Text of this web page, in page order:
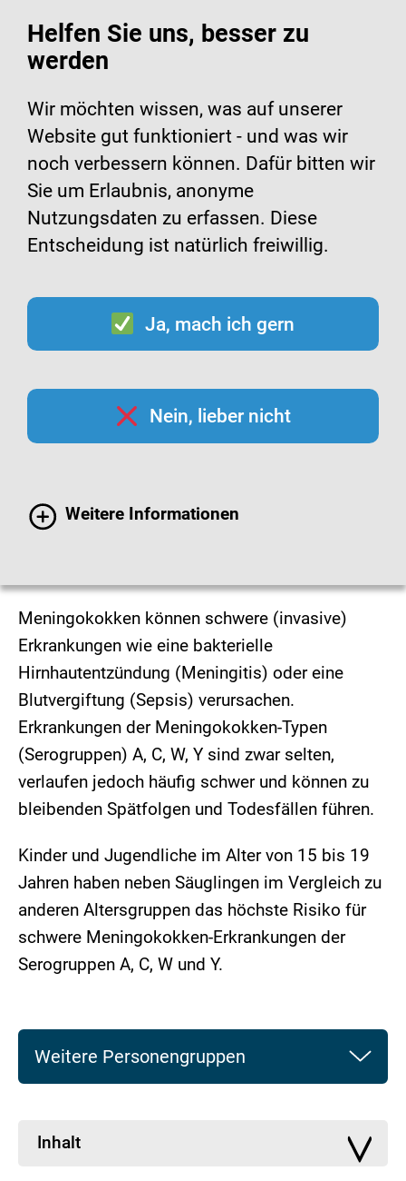
Helfen Sie uns, besser zu
werden
Wir möchten wissen, was auf unserer
Website gut funktioniert - und was wir
noch verbessern können. Dafür bitten wir
Sie um Erlaubnis, anonyme
Nutzungsdaten zu erfassen. Diese
Entscheidung ist natürlich freiwillig.
Ja, mach ich gern
Nein, lieber nicht
Weitere Informationen
Meningokokken-Impfung
bei Jugendlichen
Meningokokken können schwere (invasive)
Erkrankungen wie eine bakterielle
Hirnhautentzündung (Meningitis) oder eine
Blutvergiftung (Sepsis) verursachen.
Erkrankungen der Meningokokken-Typen
(Serogruppen) A, C, W, Y sind zwar selten,
verlaufen jedoch häufig schwer und können zu
bleibenden Spätfolgen und Todesfällen führen.
Kinder und Jugendliche im Alter von 15 bis 19
Jahren haben neben Säuglingen im Vergleich zu
anderen Altersgruppen das höchste Risiko für
schwere Meningokokken-Erkrankungen der
Serogruppen A, C, W und Y.
Weitere Personengruppen
Inhalt